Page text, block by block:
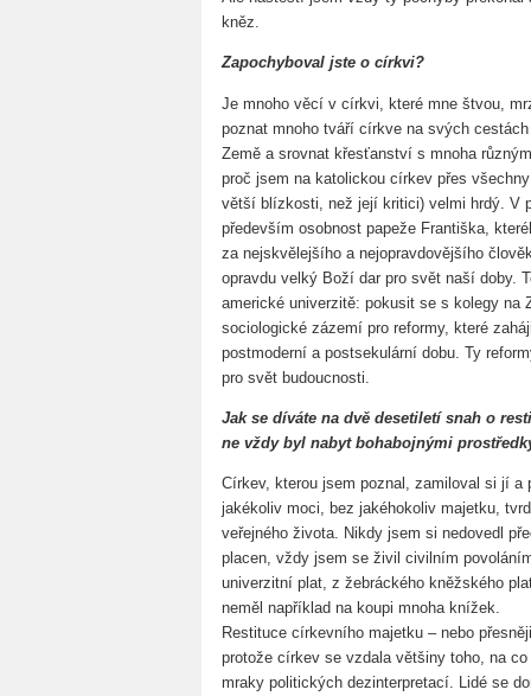
kněz.
Zapochyboval jste o církvi?
Je mnoho věcí v církvi, které mne štvou,
poznat mnoho tváří církve na svých
Země a srovnat křesťanství s mnoha
proč jsem na katolickou církev přes
větší blízkosti, než její kritici) velmi hrdý. V
především osobnost papeže Františka,
za nejskvělejšího a nejopravdovějšího
opravdu velký Boží dar pro svět naší doby.
americké univerzitě: pokusit se s kolegy na
sociologické zázemí pro reformy, které
postmoderní a postsekulární dobu. Ty
pro svět budoucnosti.
Jak se díváte na dvě desetiletí snah o
ne vždy byl nabyt bohabojnými
Církev, kterou jsem poznal, zamiloval si jí
jakékoliv moci, bez jakéhokoliv majetku,
veřejného života. Nikdy jsem si nedovedl
placen, vždy jsem se živil civilním
univerzitní plat, z žebráckého kněžského
neměl například na koupi mnoha knížek.
Restituce církevního majetku – nebo
protože církev se vzdala většiny toho, na
mraky politických dezinterpretací. Lidé se